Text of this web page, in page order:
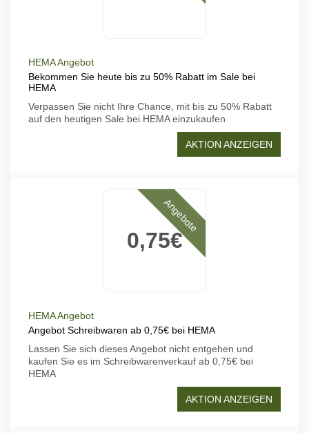
HEMA Angebot
Bekommen Sie heute bis zu 50% Rabatt im Sale bei
HEMA
Verpassen Sie nicht Ihre Chance, mit bis zu 50% Rabatt
auf den heutigen Sale bei HEMA einzukaufen
AKTION ANZEIGEN
0,75€
Angebote
HEMA Angebot
Angebot Schreibwaren ab 0,75€ bei HEMA
Lassen Sie sich dieses Angebot nicht entgehen und
kaufen Sie es im Schreibwarenverkauf ab 0,75€ bei
HEMA
AKTION ANZEIGEN